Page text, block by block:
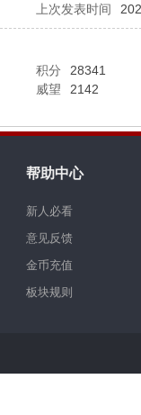
上次发表时间
积分
28341
威望 2142
帮助中心
新人必看
意见反馈
金币充值
板块规则